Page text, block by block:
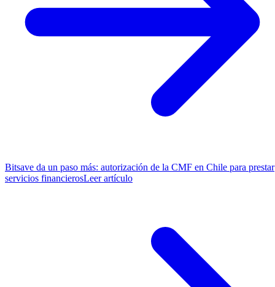
Bitsave da un paso más: autorización de la CMF en Chile para prestar
servicios financierosLeer artículo